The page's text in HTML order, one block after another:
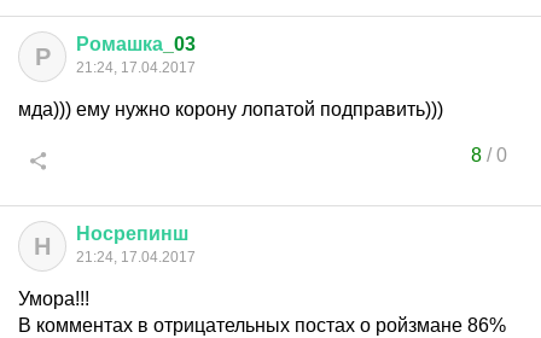
Р Ромашка _03
21:24, 17.04.2017
мда))) ему нужно корону лопатой подправить)))
8/0
Н Носрепинш
21:24, 17.04.2017
Умора!!!
В комментах в отрицательных постах о ройзмане 86%